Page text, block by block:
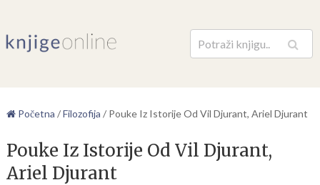
Pretraga
Početna /Filozofija / Pouke Iz Istorije Od Vil Djurant, Ariel Djurant
Pouke Iz Istorije Od Vil Djurant,
Ariel Djurant